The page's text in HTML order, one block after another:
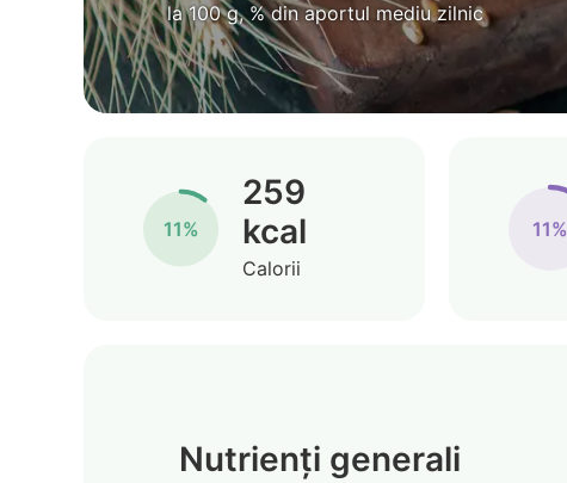
la 100 g, % din aportul mediu zilnic
11%
259
kcal
Calorii
11%
Nutrienți generali